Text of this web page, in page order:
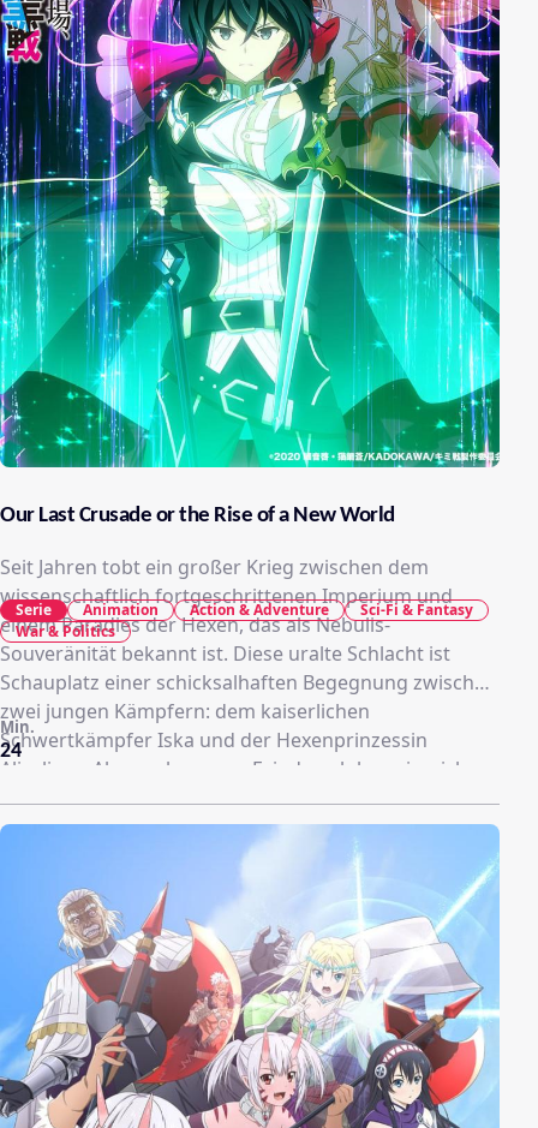
Our Last Crusade or the Rise of a New World
Seit Jahren tobt ein großer Krieg zwischen dem
wissenschaftlich fortgeschrittenen Imperium und
einem Paradies der Hexen, das als Nebulis-
Souveränität bekannt ist. Diese uralte Schlacht ist
Schauplatz einer schicksalhaften Begegnung zwischen
zwei jungen Kämpfern: dem kaiserlichen
Schwertkämpfer Iska und der Hexenprinzessin
Aliceliese. Als geschworene Feinde geloben sie, sich
gegenseitig zu vernichten, um ihre Welten zu vereinen.
Iska ist jedoch von der Schönheit und den
Gerechtigkeitssinn der Hexenprinzessin fasziniert,
während Aliceliese von der Stärke und
Entschlossenheit Iskas gerührt ist. Inmitten eines
endlosen Krieges, der ihnen das Zusammensein
verbietet, haben sie keine andere Wahl, als sich
gegenseitig zu zerstören – oder können sie einen
anderen Weg finden?
24
Min.
Serie Animation Action & Adventure
Sci-Fi & Fantasy
War & Politics